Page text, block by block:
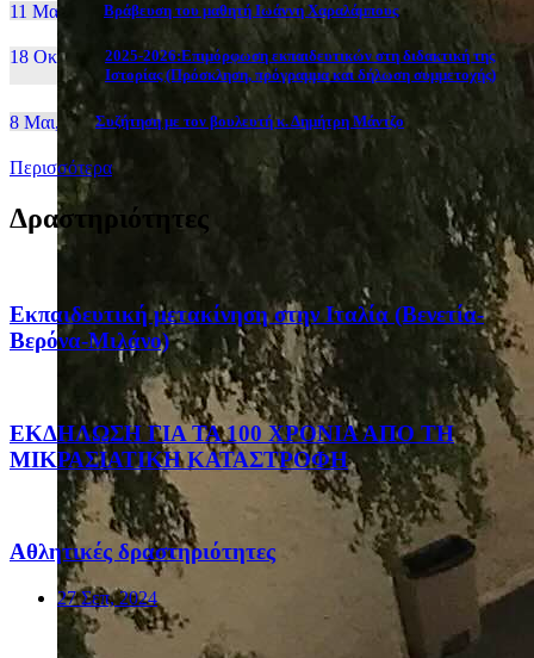
11 Μαι, 26 Βράβευση του μαθητή Ιωάννη Χαραλάμπους
18 Οκτ, 25
2025-2026:Επιμόρφωση εκπαιδευτικών στη διδακτική της
Ιστορίας (Πρόσκληση, πρόγραμμα και δήλωση συμμετοχής)
8 Μαι, 26 Συζήτηση με τον βουλευτή κ. Δημήτρη Μάντζο
Περισσότερα
Δραστηριότητες
Eκπαιδευτική μετακίνηση στην Ιταλία (Βενετία-
Βερόνα-Μιλάνο)
ΕΚΔΗΛΩΣΗ ΓΙΑ ΤΑ 100 ΧΡΟΝΙΑ ΑΠΟ ΤΗ
ΜΙΚΡΑΣΙΑΤΙΚΗ ΚΑΤΑΣΤΡΟΦΗ
Αθλητικές δραστηριότητες
27 Σεπ, 2024